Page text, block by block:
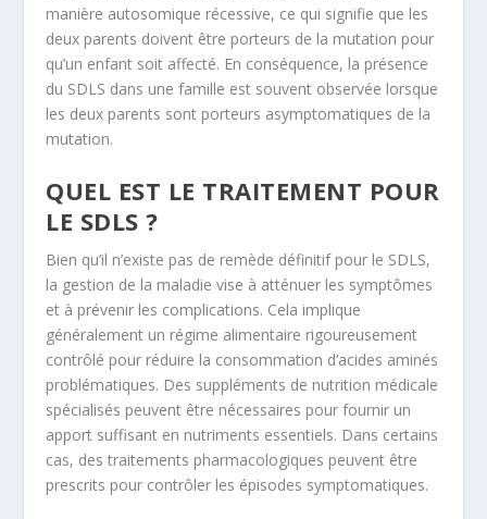
manière autosomique récessive, ce qui signifie que les
deux parents doivent être porteurs de la mutation pour
qu’un enfant soit affecté. En conséquence, la présence
du SDLS dans une famille est souvent observée lorsque
les deux parents sont porteurs asymptomatiques de la
mutation.
QUEL EST LE TRAITEMENT POUR
LE SDLS ?
Bien qu’il n’existe pas de remède définitif pour le SDLS,
la gestion de la maladie vise à atténuer les symptômes
et à prévenir les complications. Cela implique
généralement un régime alimentaire rigoureusement
contrôlé pour réduire la consommation d’acides aminés
problématiques. Des suppléments de nutrition médicale
spécialisés peuvent être nécessaires pour fournir un
apport suffisant en nutriments essentiels. Dans certains
cas, des traitements pharmacologiques peuvent être
prescrits pour contrôler les épisodes symptomatiques.